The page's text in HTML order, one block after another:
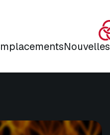
Nouvelles